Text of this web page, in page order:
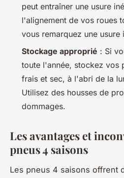
peut entraîner une usure
l'alignement de vos roues
vous remarquez une usure
Stockage approprié : Si
toute l'année, stockez vos
frais et sec, à l'abri de la
Utilisez des housses de
dommages.
Les avantages et
pneus 4 saisons
Les pneus 4 saisons offrent